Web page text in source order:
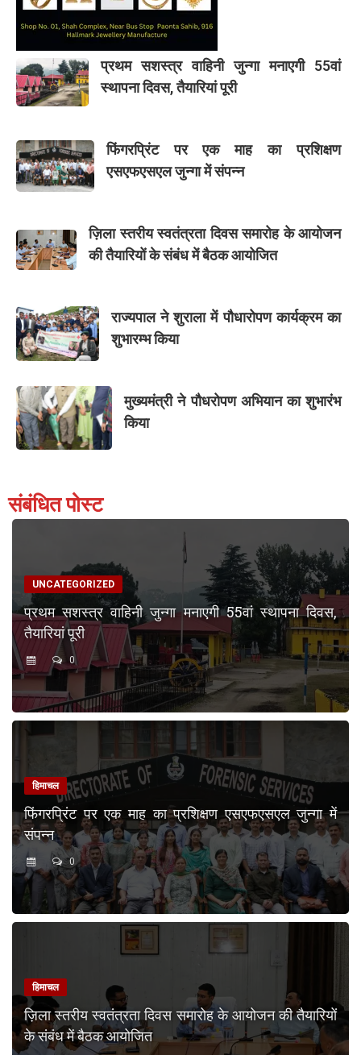
प्रथम सशस्त्र वाहिनी जुन्गा मनाएगी 55वां
स्थापना दिवस, तैयारियां पूरी
फिंगरप्रिंट पर एक माह का प्रशिक्षण
एसएफएसएल जुन्गा में संपन्न
ज़िला स्तरीय स्वतंत्रता दिवस समारोह के आयोजन
की तैयारियों के संबंध में बैठक आयोजित
राज्यपाल ने शुराला में पौधारोपण कार्यक्रम का
शुभारम्भ किया
मुख्यमंत्री ने पौधरोपण अभियान का शुभारंभ
किया
संबंधित पोस्ट
UNCATEGORIZED
प्रथम सशस्त्र वाहिनी जुन्गा मनाएगी 55वां स्थापना दिवस,
तैयारियां पूरी
0
हिमाचल
फिंगरप्रिंट पर एक माह का प्रशिक्षण एसएफएसएल जुन्गा में
संपन्न
0
हिमाचल
ज़िला स्तरीय स्वतंत्रता दिवस समारोह के आयोजन की तैयारियों
के संबंध में बैठक आयोजित